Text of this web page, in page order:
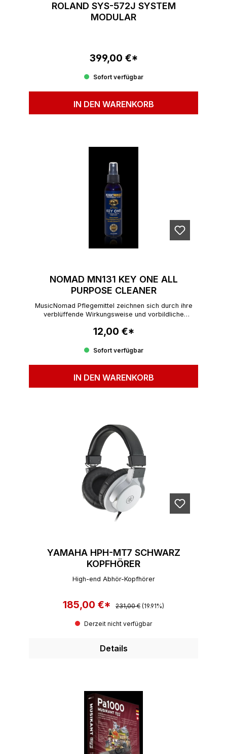
ROLAND SYS-572J SYSTEM
MODULAR
Regulärer Preis:
399,00 €*
Sofort verfügbar
IN DEN WARENKORB
NOMAD MN131 KEY ONE ALL
PURPOSE CLEANER
MusicNomad Pflegemittel zeichnen sich durch ihre
verblüffende Wirkungsweise und vorbildliche
Regulärer Preis:
12,00 €*
Sofort verfügbar
IN DEN WARENKORB
YAMAHA HPH-MT7 SCHWARZ
KOPFHÖRER
High-end Abhör-Kopfhörer
Verkaufspreis:
185,00 €* Regulärer Preis:
231,00 € (19.91%)
Derzeit nicht verfügbar
Details